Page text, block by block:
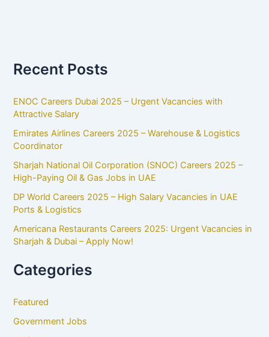
Recent Posts
ENOC Careers Dubai 2025 – Urgent Vacancies with
Attractive Salary
Emirates Airlines Careers 2025 – Warehouse & Logistics
Coordinator
Sharjah National Oil Corporation (SNOC) Careers 2025 –
High-Paying Oil & Gas Jobs in UAE
DP World Careers 2025 – High Salary Vacancies in UAE
Ports & Logistics
Americana Restaurants Careers 2025: Urgent Vacancies in
Sharjah & Dubai – Apply Now!
Categories
Featured
Government Jobs